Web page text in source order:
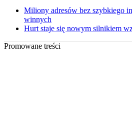
Miliony adresów bez szybkiego
winnych
Hurt staje się nowym silnikiem
Promowane treści